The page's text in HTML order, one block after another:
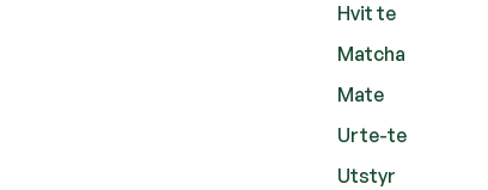
Hvit te
Matcha
Mate
Urte-te
Utstyr